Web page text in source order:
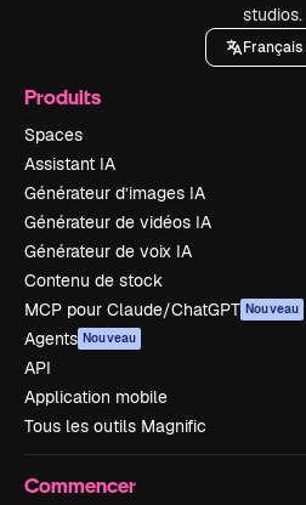
studios.
Français
Produits
Spaces
Assistant IA
Générateur d’images IA
Générateur de vidéos IA
Générateur de voix IA
Contenu de stock
MCP pour Claude/ChatGPT Nouveau
Agents Nouveau
API
Application mobile
Tous les outils Magnific
Commencer